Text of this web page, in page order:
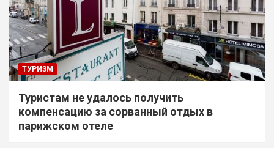
ТУРИЗМ
Туристам не удалось получить
компенсацию за сорванный отдых в
парижском отеле